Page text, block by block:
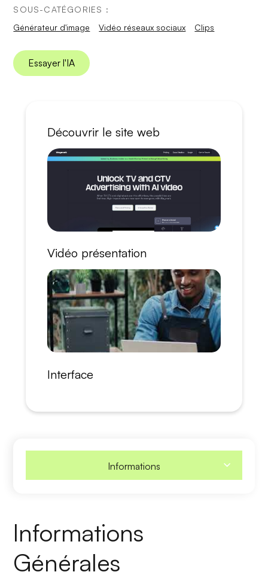
SOUS-CATÉGORIES :
Générateur d'image
Vidéo réseaux sociaux Clips
Essayer l'IA
Découvrir le site web
Vidéo présentation
Interface
Informations
Informations
Générales